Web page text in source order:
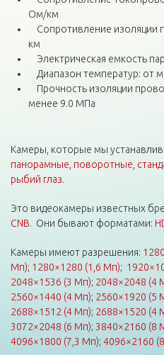
Ом/км
Сопротивление изоляции
км
Электрическая емкость
Диапазон температур: от
Прочность изоляции
менее 9.0 МПа
Камеры, которые мы
панорамные поворотные
рыбий глаз.
Это видеокамеры известных
CNB. Они бывают форматами:
Камеры имеют разрешения:
Мп); 1280×1280 (1,6 Мп);
2048×1536 (3 Мп); 2048×2048 (4
2560×1440 (4 Мп); 2560×1920 (5
2688×1512 (4 Мп); 2688×1520 (4
3072×2048 (6 Мп); 3840×2160 (8
4096×1800 (7,3 Мп); 4096×2160